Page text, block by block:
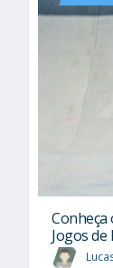
Conheça
Jogos